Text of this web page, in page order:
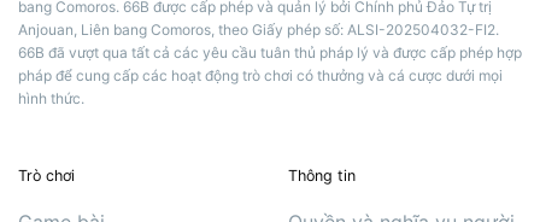
bang Comoros. 66B được cấp phép và quản lý bởi Chính phủ Đảo Tự trị
Anjouan, Liên bang Comoros, theo Giấy phép số: ALSI-202504032-FI2.
66B đã vượt qua tất cả các yêu cầu tuân thủ pháp lý và được cấp phép hợp
pháp để cung cấp các hoạt động trò chơi có thưởng và cá cược dưới mọi
hình thức.
Trò chơi Thông tin